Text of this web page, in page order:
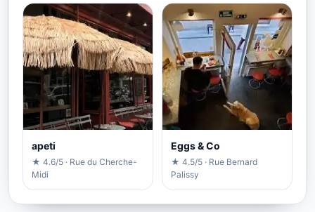
apeti
★ 4.6/5 · Rue du Cherche-
Midi
Eggs & Co
★ 4.5/5 · Rue Bernard
Palissy